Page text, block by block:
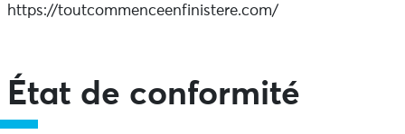
https://toutcommenceenfinistere.com/
État de conformité